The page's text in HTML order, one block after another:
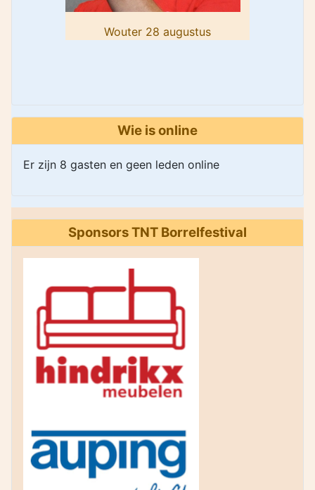
Sponsors TNT Borrelfestival
Wouter 28 augustus
Wie is online
Er zijn 8 gasten en geen leden online